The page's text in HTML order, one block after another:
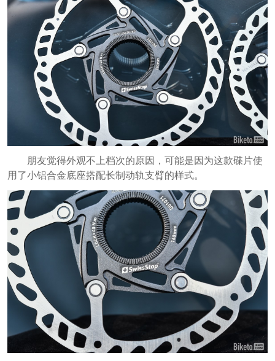
朋友觉得外观不上档次的原因，可能是因为这款碟片使
用了小铝合金底座搭配长制动轨支臂的样式。